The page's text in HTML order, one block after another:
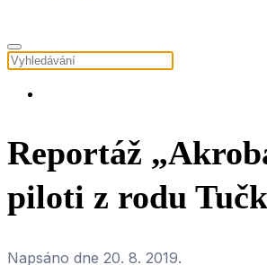
Reportáž
piloti z rodu
Napsáno dne 20. 8. 2019.